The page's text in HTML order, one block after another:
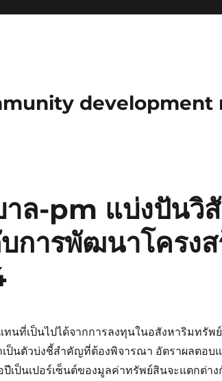
าล-pm แบ่งปันวิ
การพัฒนาโครงส
นที่เป็นไปได้จากการลงทุนในอสังหาริมทรัพ
ป็นตัวบ่งชี้สำคัญที่ต้องพิจารณา อัตราผลตอบ
ปีเป็นเปอร์เซ็นต์ของมูลค่าทรัพย์สินจะแตกต่า